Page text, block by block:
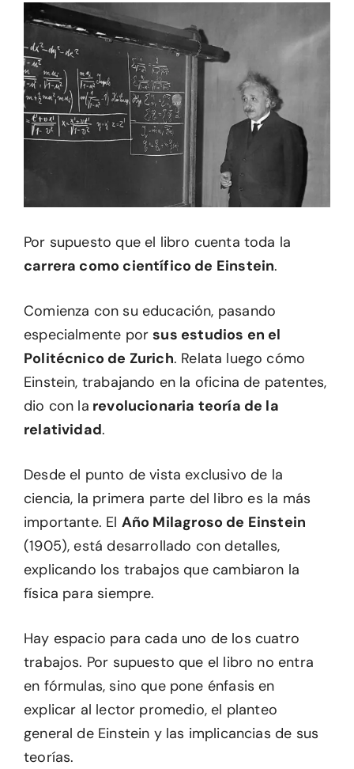
Por supuesto que el libro cuenta toda la
carrera como científico de Einstein.
Comienza con su educación, pasando
especialmente porsus estudios en el
Politécnico de Zurich. Relata luego cómo
Einstein, trabajando en la oficina de patentes,
dio con la revolucionaria teoría de la
relatividad.
Desde el punto de vista exclusivo de la
ciencia, la primera parte del libro es la más
importante. El Año Milagroso de Einstein
(1905), está desarrollado con detalles,
explicando los trabajos que cambiaron la
física para siempre.
Hay espacio para cada uno de los cuatro
trabajos. Por supuesto que el libro no entra
en fórmulas, sino que pone énfasis en
explicar al lector promedio, el planteo
general de Einstein y las implicancias de sus
teorías.